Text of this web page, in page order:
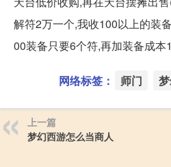
解符2万一个,我收100以上的装
00装备只要6个符,再加装备成本
网络标签： 师门
上一篇
梦幻西游怎么当商人